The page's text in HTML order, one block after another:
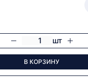
шт
В КОРЗИНУ